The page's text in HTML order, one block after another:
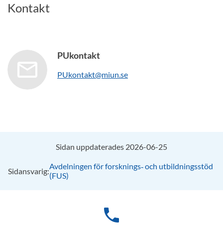
Kontakt
PUkontakt
PUkontakt@miun.se
Sidan uppdaterades 2026-06-25
Sidansvarig:Avdelningen för forsknings‑ och utbildningsstöd
(FUS)
phone